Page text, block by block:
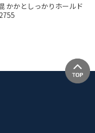
かかとしっかりホールド